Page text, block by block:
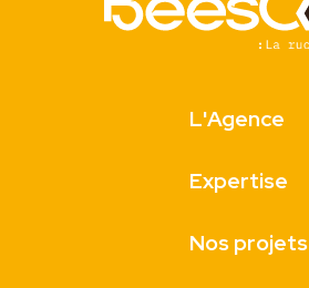
L'Agence
Expertise
Nos projets